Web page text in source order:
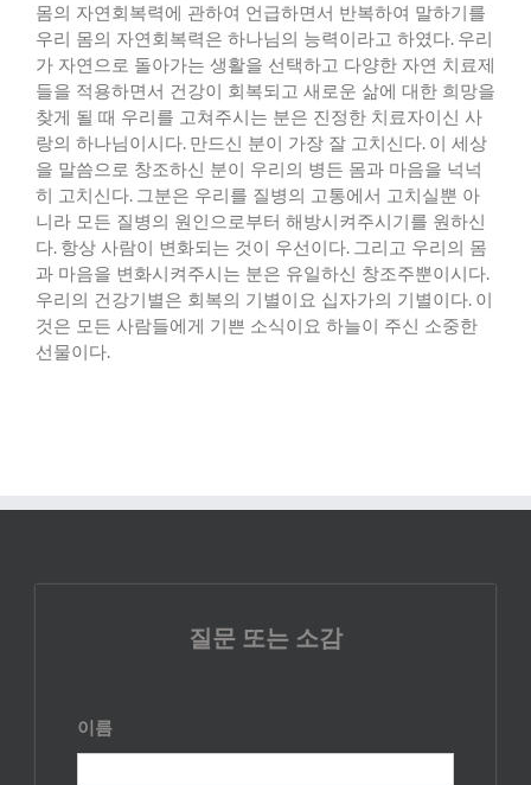
몸의 자연회복력에 관하여 언급하면서 반복하여 말하기를
우리 몸의 자연회복력은 하나님의 능력이라고 하였다. 우리
가 자연으로 돌아가는 생활을 선택하고 다양한 자연 치료제
들을 적용하면서 건강이 회복되고 새로운 삶에 대한 희망을
찾게 될 때 우리를 고쳐주시는 분은 진정한 치료자이신 사
랑의 하나님이시다. 만드신 분이 가장 잘 고치신다. 이 세상
을 말씀으로 창조하신 분이 우리의 병든 몸과 마음을 넉넉
히 고치신다. 그분은 우리를 질병의 고통에서 고치실뿐 아
니라 모든 질병의 원인으로부터 해방시켜주시기를 원하신
다. 항상 사람이 변화되는 것이 우선이다. 그리고 우리의 몸
과 마음을 변화시켜주시는 분은 유일하신 창조주뿐이시다.
우리의 건강기별은 회복의 기별이요 십자가의 기별이다. 이
것은 모든 사람들에게 기쁜 소식이요 하늘이 주신 소중한
선물이다.
질문 또는 소감
이름